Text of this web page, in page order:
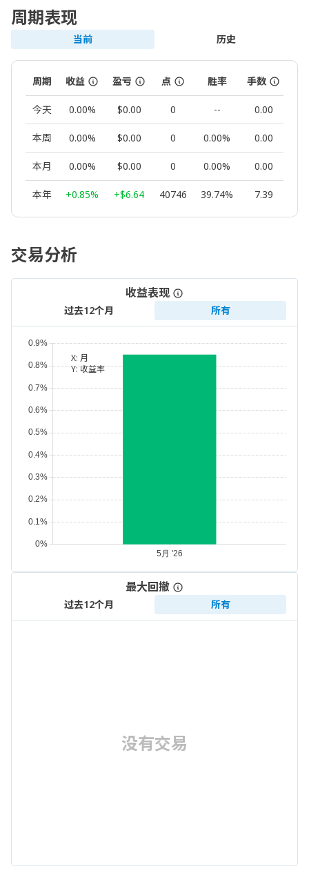
周期表现
当前 历史
周期 收益 盈亏 点 胜率 手数
今天 0.00% $0.00 0 -- 0.00
本周 0.00% $0.00 0 0.00% 0.00
本月 0.00% $0.00 0 0.00% 0.00
本年 +0.85% +$6.64 40746 39.74% 7.39
交易分析
收益表现
过去12个月 所有
X: 月
Y:收益率
最大回撤
过去12个月 所有
没有交易